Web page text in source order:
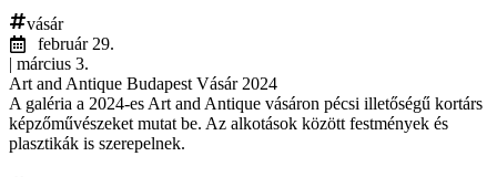
vásár
február 29.
| március 3.
Art and Antique Budapest Vásár 2024
A galéria a 2024-es Art and Antique vásáron pécsi illetőségű kortárs
képzőművészeket mutat be. Az alkotások között festmények és
plasztikák is szerepelnek.